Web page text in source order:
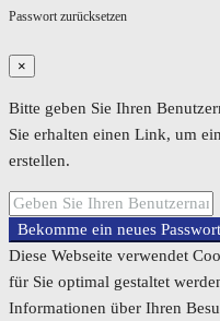
Passwort zurücksetzen
×
Bitte geben Sie Ihren
Sie erhalten einen Link, um
erstellen.
Bekomme ein neues Passwort
Diese Webseite verwendet
für Sie optimal gestaltet
Informationen über Ihren